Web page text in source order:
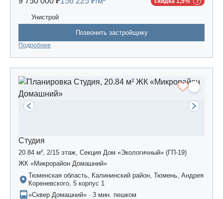
Унистрой
Позвонить застройщику
Подробнее
Студия
20.84 м², 2/15 этаж, Секция Дом «Экологичный» (ГП-19)
ЖК «Микрорайон Домашний»
Тюменская область, Калининский район, Тюмень, Андрея
Кореневского, 5 корпус 1
«Сквер Домашний» · 3 мин. пешком